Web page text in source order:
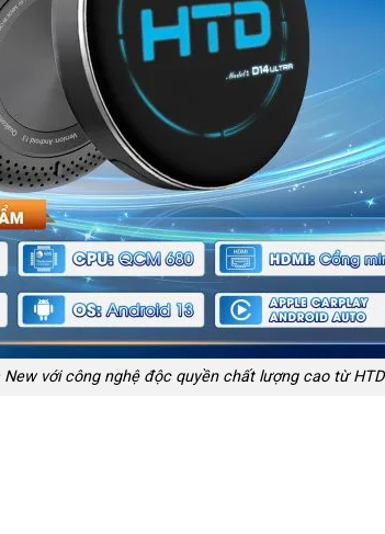
New với công nghệ độc quyền chất lượng cao từ HTD